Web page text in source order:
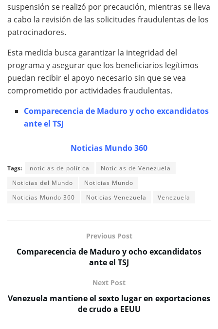
suspensión se realizó por precaución, mientras se lleva
a cabo la revisión de las solicitudes fraudulentas de los
patrocinadores.
Esta medida busca garantizar la integridad del
programa y asegurar que los beneficiarios legítimos
puedan recibir el apoyo necesario sin que se vea
comprometido por actividades fraudulentas.
Comparecencia de Maduro y ocho excandidatos
ante el TSJ
Noticias Mundo 360
Tags: noticias de política
Noticias de Venezuela
Noticias del Mundo
Noticias Mundo
Noticias Mundo 360
Noticias Venezuela Venezuela
Previous Post
Comparecencia de Maduro y ocho excandidatos
ante el TSJ
Next Post
Venezuela mantiene el sexto lugar en exportaciones
de crudo a EEUU